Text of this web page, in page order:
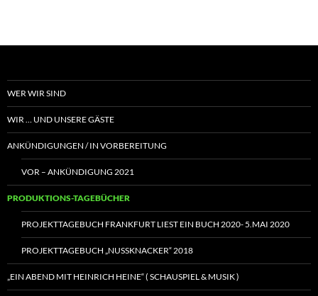
WER WIR SIND
WIR … UND UNSERE GÄSTE
ANKÜNDIGUNGEN / IN VORBEREITUNG
VOR – ANKÜNDIGUNG 2021
PRODUKTIONS-TAGEBÜCHER
PROJEKTTAGEBUCH FRANKFURT LIEST EIN BUCH 2020- 5.MAI 2020
PROJEKTTAGEBUCH „NUSSKNACKER“ 2018
„EIN ABEND MIT HEINRICH HEINE“ ( SCHAUSPIEL & MUSIK )